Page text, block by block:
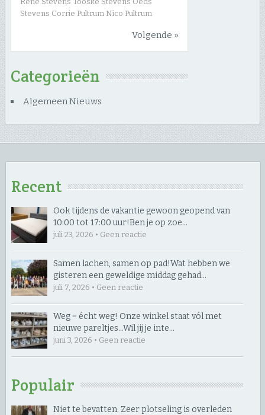
Stevens Corrie Pultrum Nico Pultrum
Volgende »
Categorieën
Algemeen Nieuws
Recent
Ook tijdens de vakantie gewoon geopend van
10:00 tot 17:00 uur! ​Ben je op zoe…
juli 23, 2026 • Geen reactie
Samen lachen, samen op pad! ​Wat hebben we
gisteren een geweldige middag gehad…
juli 7, 2026 • Geen reactie
Weg = écht weg! Onze winkel staat vól met
nieuwe pareltjes… ​Wil jij je inte…
juni 3, 2026 • Geen reactie
Populair
Niet te bevatten. Zeer plotseling is overleden